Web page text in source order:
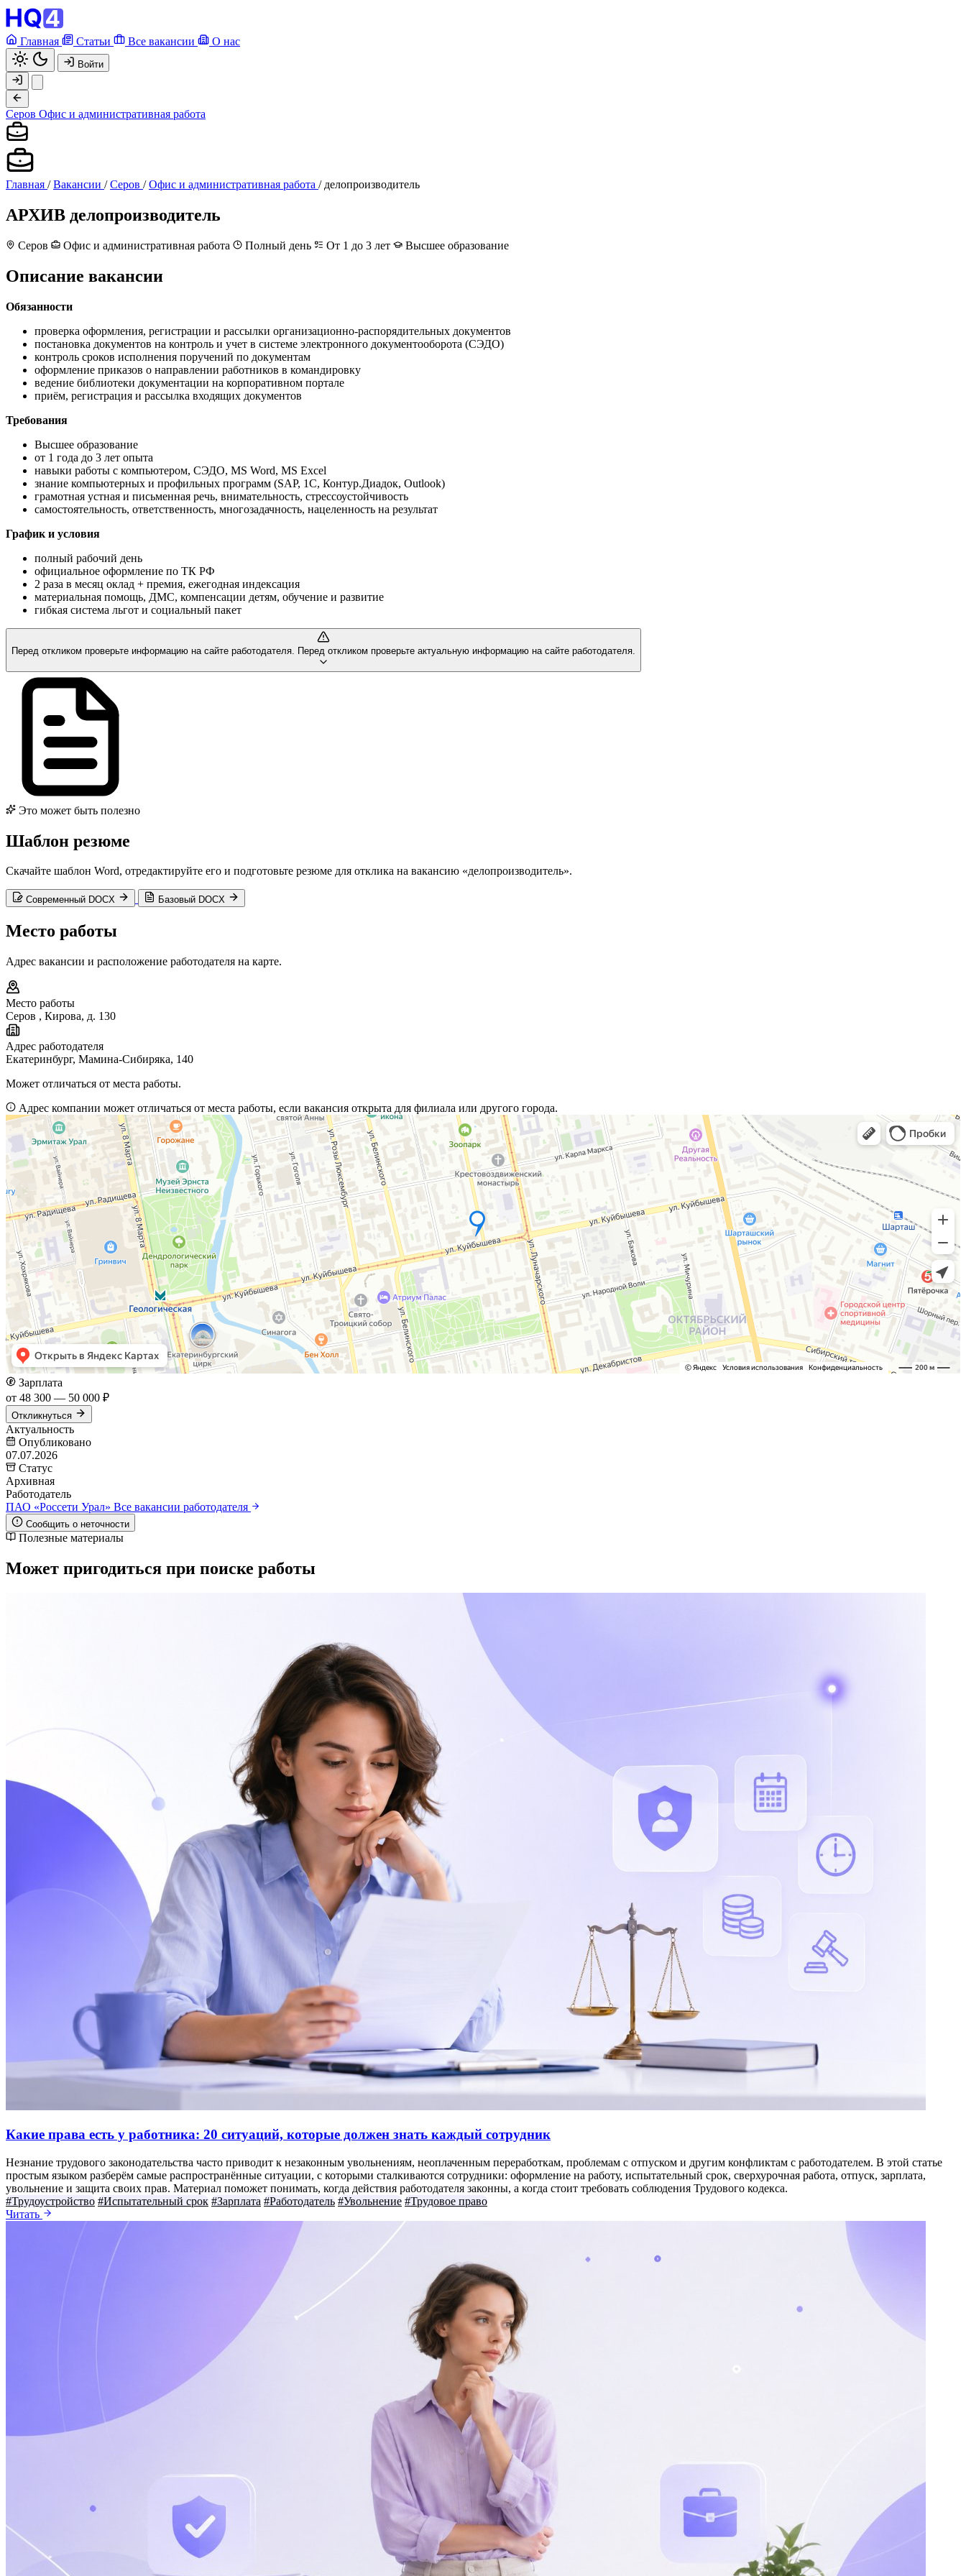
Главная Статьи Все вакансии О нас
Войти
Серов Офис и административная работа
Главная / Вакансии / Серов / Офис и административная работа / делопроизводитель
АРХИВ делопроизводитель
Серов Офис и административная работа Полный день От 1 до 3 лет Высшее образование
Описание вакансии
Обязанности
проверка оформления, регистрации и рассылки организационно-распорядительных документов
постановка документов на контроль и учет в системе электронного документооборота (СЭДО)
контроль сроков исполнения поручений по документам
оформление приказов о направлении работников в командировку
ведение библиотеки документации на корпоративном портале
приём, регистрация и рассылка входящих документов
Требования
Высшее образование
от 1 года до 3 лет опыта
навыки работы с компьютером, СЭДО, MS Word, MS Excel
знание компьютерных и профильных программ (SAP, 1С, Контур.Диадок, Outlook)
грамотная устная и письменная речь, внимательность, стрессоустойчивость
самостоятельность, ответственность, многозадачность, нацеленность на результат
График и условия
полный рабочий день
официальное оформление по ТК РФ
2 раза в месяц оклад + премия, ежегодная индексация
материальная помощь, ДМС, компенсации детям, обучение и развитие
гибкая система льгот и социальный пакет
Перед откликом проверьте информацию на сайте работодателя. Перед откликом проверьте актуальную информацию на сайте работодателя.
Это может быть полезно
Шаблон резюме
Скачайте шаблон Word, отредактируйте его и подготовьте резюме для отклика на вакансию «делопроизводитель».
Современный DOCX Базовый DOCX
Место работы
Адрес вакансии и расположение работодателя на карте.
Место работы
Серов , Кирова, д. 130
Адрес работодателя
Екатеринбург, Мамина-Сибиряка, 140
Может отличаться от места работы.
Адрес компании может отличаться от места работы, если вакансия открыта для филиала или другого города.
Зарплата
от 48 300 — 50 000 ₽
Откликнуться
Актуальность
Опубликовано
07.07.2026
Статус
Архивная
Работодатель
ПАО «Россети Урал» Все вакансии работодателя
Сообщить о неточности
Полезные материалы
Может пригодиться при поиске работы
Какие права есть у работника: 20 ситуаций, которые должен знать каждый сотрудник
Незнание трудового законодательства часто приводит к незаконным увольнениям, неоплаченным переработкам, проблемам с отпуском и другим конфликтам с работодателем. В этой статье
простым языком разберём самые распространённые ситуации, с которыми сталкиваются сотрудники: оформление на работу, испытательный срок, сверхурочная работа, отпуск, зарплата,
увольнение и защита своих прав. Материал поможет понимать, когда действия работодателя законны, а когда стоит требовать соблюдения Трудового кодекса.
#Трудоустройство #Испытательный срок #Зарплата #Работодатель #Увольнение #Трудовое право
Читать